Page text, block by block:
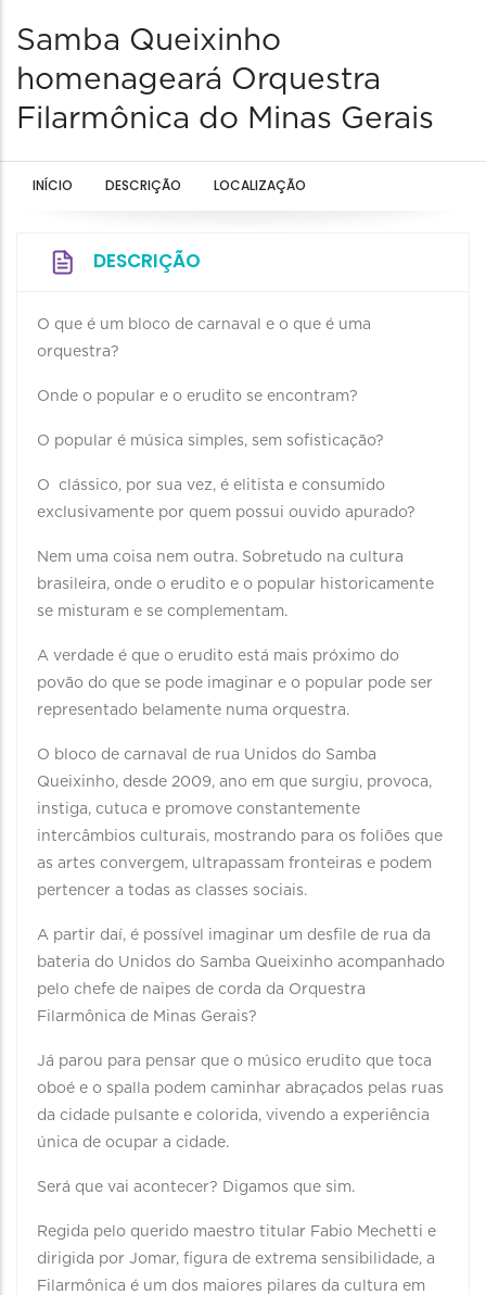
Samba Queixinho
homenageará Orquestra
Filarmônica do Minas Gerais
INÍCIO DESCRIÇÃO LOCALIZAÇÃO
DESCRIÇÃO
O que é um bloco de carnaval e o que é uma
orquestra?
Onde o popular e o erudito se encontram?
O popular é música simples, sem sofisticação?
O clássico, por sua vez, é elitista e consumido
exclusivamente por quem possui ouvido apurado?
Nem uma coisa nem outra. Sobretudo na cultura
brasileira, onde o erudito e o popular historicamente
se misturam e se complementam.
A verdade é que o erudito está mais próximo do
povão do que se pode imaginar e o popular pode ser
representado belamente numa orquestra.
O bloco de carnaval de rua Unidos do Samba
Queixinho, desde 2009, ano em que surgiu, provoca,
instiga, cutuca e promove constantemente
intercâmbios culturais, mostrando para os foliões que
as artes convergem, ultrapassam fronteiras e podem
pertencer a todas as classes sociais.
A partir daí, é possível imaginar um desfile de rua da
bateria do Unidos do Samba Queixinho acompanhado
pelo chefe de naipes de corda da Orquestra
Filarmônica de Minas Gerais?
Já parou para pensar que o músico erudito que toca
oboé e o spalla podem caminhar abraçados pelas ruas
da cidade pulsante e colorida, vivendo a experiência
única de ocupar a cidade.
Será que vai acontecer? Digamos que sim.
Regida pelo querido maestro titular Fabio Mechetti e
dirigida por Jomar, figura de extrema sensibilidade, a
Filarmônica é um dos maiores pilares da cultura em